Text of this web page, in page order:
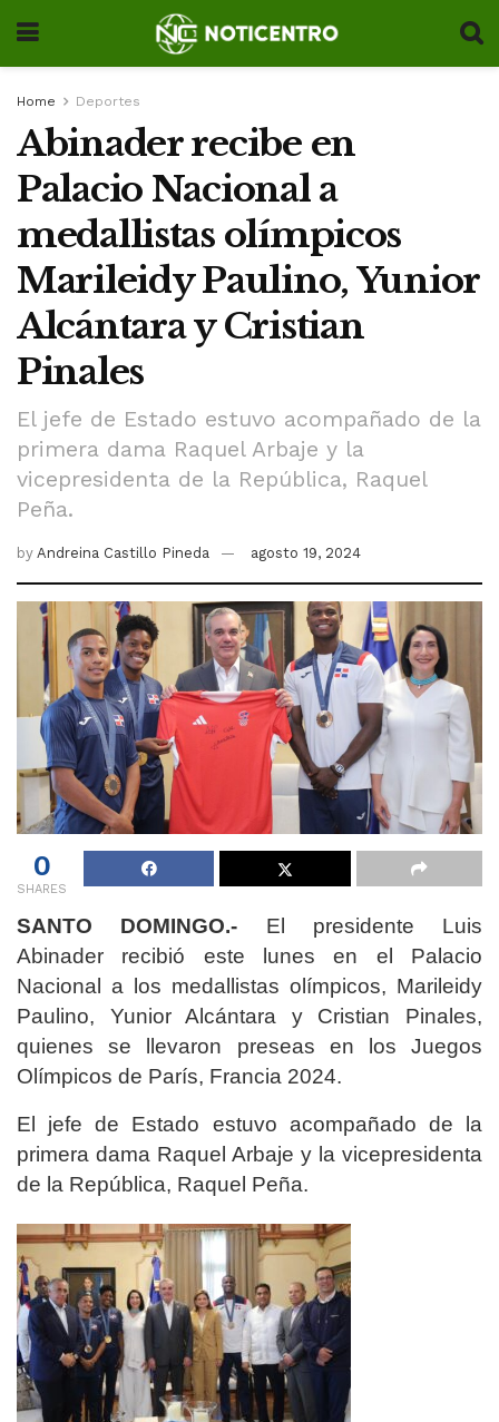
Home Deportes
Abinader recibe en
Palacio Nacional a
medallistas olímpicos
Marileidy Paulino, Yunior
Alcántara y Cristian
Pinales
El jefe de Estado estuvo acompañado de la
primera dama Raquel Arbaje y la
vicepresidenta de la República, Raquel
Peña.
by Andreina Castillo Pineda agosto 19, 2024
0
SHARES
SANTO DOMINGO.- El presidente Luis
Abinader recibió este lunes en el Palacio
Nacional a los medallistas olímpicos, Marileidy
Paulino, Yunior Alcántara y Cristian Pinales,
quienes se llevaron preseas en los Juegos
Olímpicos de París, Francia 2024.
El jefe de Estado estuvo acompañado de la
primera dama Raquel Arbaje y la vicepresidenta
de la República, Raquel Peña.